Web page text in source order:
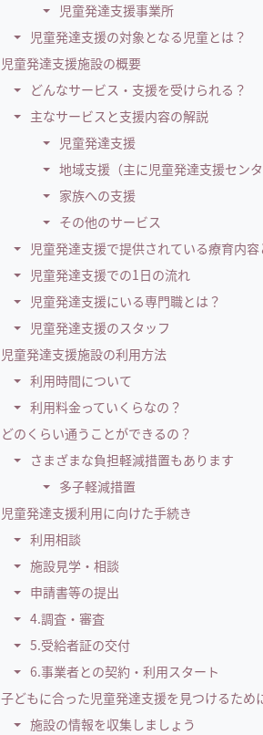
児童発達支援事業所
児童発達支援の対象となる児童とは？
児童発達支援施設の概要
どんなサービス・支援を受けられる？
主なサービスと支援内容の解説
児童発達支援
地域支援（主に児童発達支援セン
家族への支援
その他のサービス
児童発達支援で提供されている療育内容
児童発達支援での1日の流れ
児童発達支援にいる専門職とは？
児童発達支援のスタッフ
児童発達支援施設の利用方法
利用時間について
利用料金っていくらなの？
どのくらい通うことができるの？
さまざまな負担軽減措置もあります
多子軽減措置
児童発達支援利用に向けた手続き
利用相談
施設見学・相談
申請書等の提出
4.調査・審査
5.受給者証の交付
6.事業者との契約・利用スタート
子どもに合った児童発達支援を見つけるため
施設の情報を収集しましょう